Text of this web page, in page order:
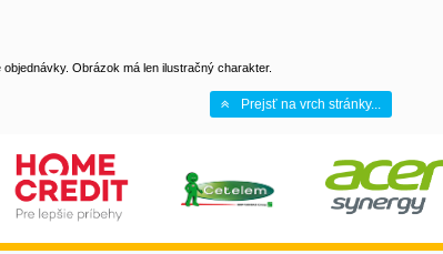
Obrázok má len ilustračný charakter.
Prejsť na vrch stránky...